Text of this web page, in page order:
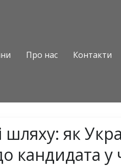
Про нас Контакти
як
кандидата у